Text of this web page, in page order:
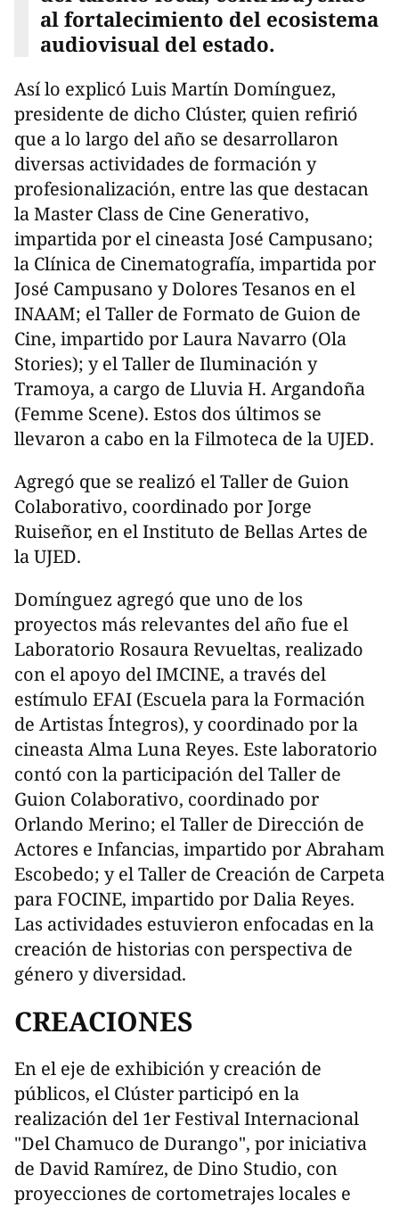
al fortalecimiento del ecosistema
audiovisual del estado.
Así lo explicó Luis Martín Domínguez,
presidente de dicho Clúster, quien refirió
que a lo largo del año se desarrollaron
diversas actividades de formación y
profesionalización, entre las que destacan
la Master Class de Cine Generativo,
impartida por el cineasta José Campusano;
la Clínica de Cinematografía, impartida por
José Campusano y Dolores Tesanos en el
INAAM; el Taller de Formato de Guion de
Cine, impartido por Laura Navarro (Ola
Stories); y el Taller de Iluminación y
Tramoya, a cargo de Lluvia H. Argandoña
(Femme Scene). Estos dos últimos se
llevaron a cabo en la Filmoteca de la UJED.
Agregó que se realizó el Taller de Guion
Colaborativo, coordinado por Jorge
Ruiseñor, en el Instituto de Bellas Artes de
la UJED.
Domínguez agregó que uno de los
proyectos más relevantes del año fue el
Laboratorio Rosaura Revueltas, realizado
con el apoyo del IMCINE, a través del
estímulo EFAI (Escuela para la Formación
de Artistas Íntegros), y coordinado por la
cineasta Alma Luna Reyes. Este laboratorio
contó con la participación del Taller de
Guion Colaborativo, coordinado por
Orlando Merino; el Taller de Dirección de
Actores e Infancias, impartido por Abraham
Escobedo; y el Taller de Creación de Carpeta
para FOCINE, impartido por Dalia Reyes.
Las actividades estuvieron enfocadas en la
creación de historias con perspectiva de
género y diversidad.
CREACIONES
En el eje de exhibición y creación de
públicos, el Clúster participó en la
realización del 1er Festival Internacional
"Del Chamuco de Durango", por iniciativa
de David Ramírez, de Dino Studio, con
proyecciones de cortometrajes locales e